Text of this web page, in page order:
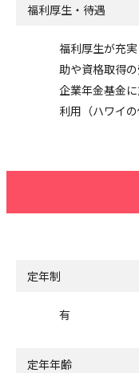
福利厚生・待遇
福利厚生が充
助や資格取得の
企業年金基金
利用（ハワイ
定年制
有
定年年齢